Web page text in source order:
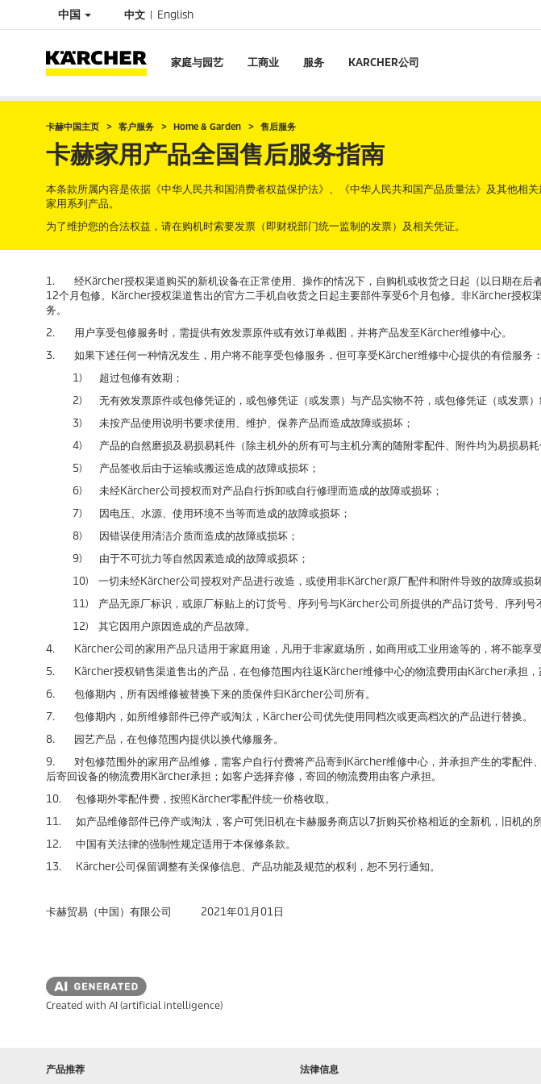
中国 中文 English
家庭与园艺 工商业 服务 KARCHER公司
卡赫中国主页 客户服务 Home & Garden 售后服务
卡赫家用产品全国售后服务指南
本条款所属内容是依据《中华人民共和国消费者权益保护法》、《中华人民共和国产品质量法》及其他相
家用系列产品。
为了维护您的合法权益，请在购机时索要发票（即财税部门统一监制的发票）及相关凭证。
1. 经Kärcher授权渠道购买的新机设备在正常使用、操作的情况下，自购机或收货之日起（以日期在后
12个月包修。Kärcher授权渠道售出的官方二手机自收货之日起主要部件享受6个月包修。非Kärcher授权
务。
2. 用户享受包修服务时，需提供有效发票原件或有效订单截图，并将产品发至Kärcher维修中心。
3. 如果下述任何一种情况发生，用户将不能享受包修服务，但可享受Kärcher维修中心提供的有偿服务：
1) 超过包修有效期；
2) 无有效发票原件或包修凭证的，或包修凭证（或发票）与产品实物不符，或包修凭证（或发票）
3) 未按产品使用说明书要求使用、维护、保养产品而造成故障或损坏；
4) 产品的自然磨损及易损易耗件（除主机外的所有可与主机分离的随附零配件、附件均为易损易耗
5) 产品签收后由于运输或搬运造成的故障或损坏；
6) 未经Kärcher公司授权而对产品自行拆卸或自行修理而造成的故障或损坏；
7) 因电压、水源、使用环境不当等而造成的故障或损坏；
8) 因错误使用清洁介质而造成的故障或损坏；
9) 由于不可抗力等自然因素造成的故障或损坏；
10) 一切未经Kärcher公司授权对产品进行改造，或使用非Kärcher原厂配件和附件导致的故障或损
11) 产品无原厂标识，或原厂标贴上的订货号、序列号与Kärcher公司所提供的产品订货号、序列号
12) 其它因用户原因造成的产品故障。
4. Kärcher公司的家用产品只适用于家庭用途，凡用于非家庭场所，如商用或工业用途等的，将不能享受
5. Kärcher授权销售渠道售出的产品，在包修范围内往返Kärcher维修中心的物流费用由Kärcher承担，
6. 包修期内，所有因维修被替换下来的质保件归Kärcher公司所有。
7. 包修期内，如所维修部件已停产或淘汰，Kärcher公司优先使用同档次或更高档次的产品进行替换。
8. 园艺产品，在包修范围内提供以换代修服务。
9. 对包修范围外的家用产品维修，需客户自行付费将产品寄到Kärcher维修中心，并承担产生的零配件
后寄回设备的物流费用Kärcher承担；如客户选择弃修，寄回的物流费用由客户承担。
10. 包修期外零配件费，按照Kärcher零配件统一价格收取。
11. 如产品维修部件已停产或淘汰，客户可凭旧机在卡赫服务商店以7折购买价格相近的全新机，旧机的
12. 中国有关法律的强制性规定适用于本保修条款。
13. Kärcher公司保留调整有关保修信息、产品功能及规范的权利，恕不另行通知。
卡赫贸易（中国）有限公司 2021年01月01日
Created with AI (artificial intelligence)
产品推荐 法律信息